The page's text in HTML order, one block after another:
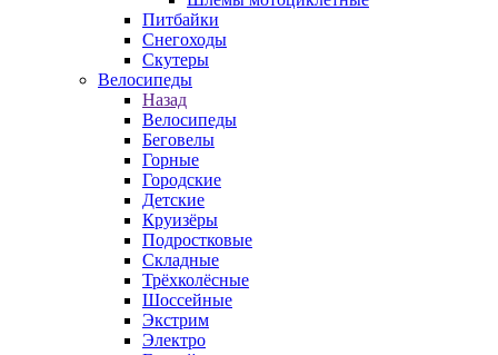
Питбайки
Снегоходы
Скутеры
Велосипеды
Назад
Велосипеды
Беговелы
Горные
Городские
Детские
Круизёры
Подростковые
Складные
Трёхколёсные
Шоссейные
Экстрим
Электро